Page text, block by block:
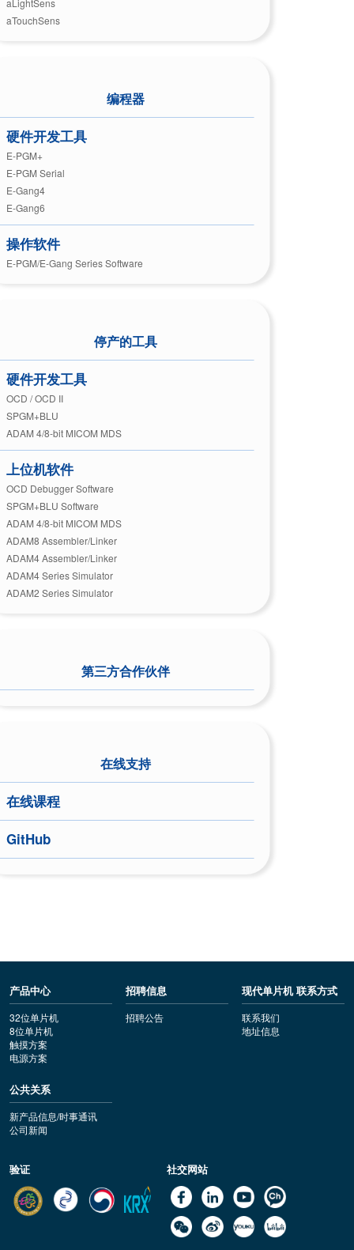
aLightSens
aTouchSens
编程器
硬件开发工具
E-PGM+
E-PGM Serial
E-Gang4
E-Gang6
操作软件
E-PGM/E-Gang Series Software
停产的工具
硬件开发工具
OCD / OCD II
SPGM+BLU
ADAM 4/8-bit MICOM MDS
上位机软件
OCD Debugger Software
SPGM+BLU Software
ADAM 4/8-bit MICOM MDS
ADAM8 Assembler/Linker
ADAM4 Assembler/Linker
ADAM4 Series Simulator
ADAM2 Series Simulator
第三方合作伙伴
在线支持
在线课程
GitHub
产品中心
32位单片机
8位单片机
触摸方案
电源方案
招聘信息
招聘公告
现代单片机 联系方式
联系我们
地址信息
公共关系
新产品信息/时事通讯
公司新闻
验证 社交网站